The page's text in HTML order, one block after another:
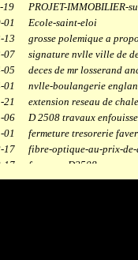
19
PROJET-IMMOBILIER-
01
Ecole-saint-eloi
13
grosse polemique a
07
signature nvlle ville de
05
deces de mr losserand
01
nvlle-boulangerie
21
extension reseau de
06
D 2508 travaux
01
fermeture tresorerie
17
fibre-optique-au-prix-de-
17
faverges-D2508
17
staubli